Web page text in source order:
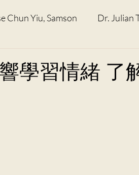
Chun Yiu, Samson Dr. Julian
Menelik
學習情緒 了